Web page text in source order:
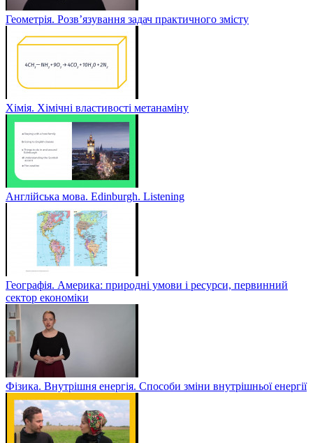
Геометрія. Розв’язування задач практичного змісту
Хімія. Хімічні властивості метанаміну
Англійська мова. Edinburgh. Listening
Географія. Америка: природні умови і ресурси, первинний
сектор економіки
Фізика. Внутрішня енергія. Способи зміни внутрішньої енергії